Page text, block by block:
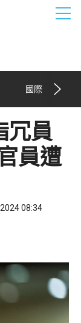
國際
冗員
員遭
08:34